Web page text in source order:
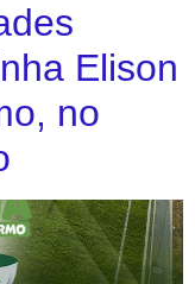
Elison
no